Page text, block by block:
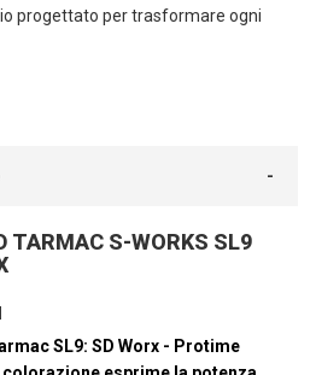
progettato per trasformare ogni
TARMAC S-WORKS SL9
SL9: SD Worx - Protime